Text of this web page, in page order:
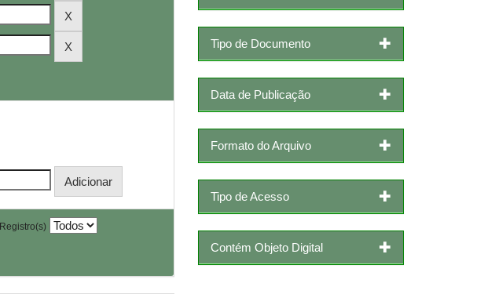
Registro(s)
Tipo de Documento
Data de Publicação
Formato do Arquivo
Tipo de Acesso
Contém Objeto Digital